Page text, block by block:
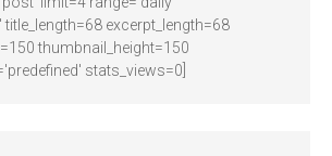
excerpt_length=68
thumbnail_height=150
stats_views=0]